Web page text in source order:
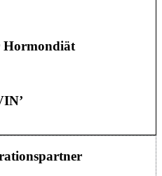
Hormondiät